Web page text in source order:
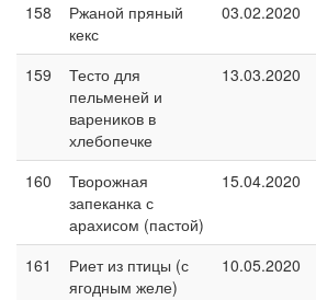
158
Ржаной пряный
кекс
03.02.2020
159
Тесто для
пельменей и
вареников в
хлебопечке
13.03.2020
160
Творожная
запеканка с
арахисом (пастой)
15.04.2020
161
Риет из птицы (с
ягодным желе)
10.05.2020